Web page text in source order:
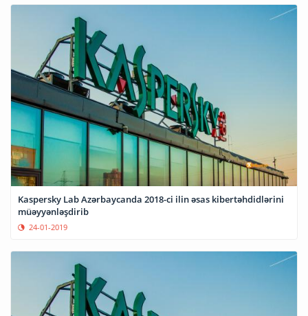
Kaspersky Lab Azərbaycanda 2018-ci ilin əsas kibertəhdidlərini
müəyyənləşdirib
24-01-2019